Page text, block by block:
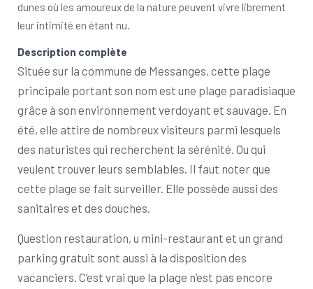
dunes où les amoureux de la nature peuvent vivre librement
leur intimité en étant nu.
Description complète
Située sur la commune de Messanges, cette plage
principale portant son nom est une plage paradisiaque
grâce à son environnement verdoyant et sauvage. En
été, elle attire de nombreux visiteurs parmi lesquels
des naturistes qui recherchent la sérénité. Ou qui
veulent trouver leurs semblables. Il faut noter que
cette plage se fait surveiller. Elle possède aussi des
sanitaires et des douches.
Question restauration, u mini-restaurant et un grand
parking gratuit sont aussi à la disposition des
vacanciers. C’est vrai que la plage n’est pas encore